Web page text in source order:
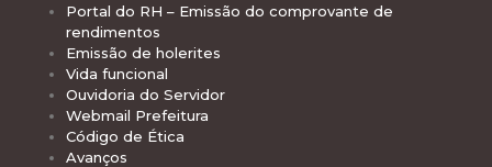
Portal do RH – Emissão do comprovante de
rendimentos
Emissão de holerites
Vida funcional
Ouvidoria do Servidor
Webmail Prefeitura
Código de Ética
Avanços